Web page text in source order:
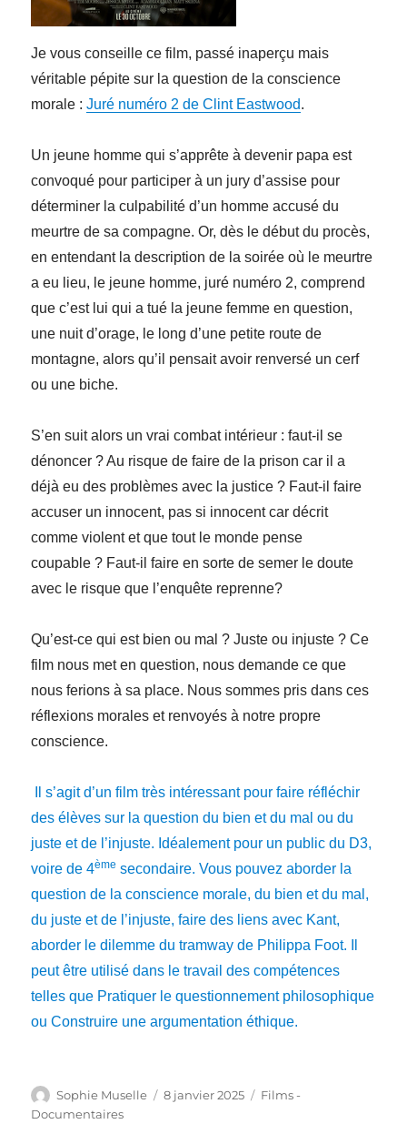
Je vous conseille ce film, passé inaperçu mais
véritable pépite sur la question de la conscience
morale :Juré numéro 2 de Clint Eastwood.
Un jeune homme qui s’apprête à devenir papa est
convoqué pour participer à un jury d’assise pour
déterminer la culpabilité d’un homme accusé du
meurtre de sa compagne. Or, dès le début du procès,
en entendant la description de la soirée où le meurtre
a eu lieu, le jeune homme, juré numéro 2, comprend
que c’est lui qui a tué la jeune femme en question,
une nuit d’orage, le long d’une petite route de
montagne, alors qu’il pensait avoir renversé un cerf
ou une biche.
S’en suit alors un vrai combat intérieur : faut-il se
dénoncer ? Au risque de faire de la prison car il a
déjà eu des problèmes avec la justice ? Faut-il faire
accuser un innocent, pas si innocent car décrit
comme violent et que tout le monde pense
coupable ? Faut-il faire en sorte de semer le doute
avec le risque que l’enquête reprenne?
Qu’est-ce qui est bien ou mal ? Juste ou injuste ? Ce
film nous met en question, nous demande ce que
nous ferions à sa place. Nous sommes pris dans ces
réflexions morales et renvoyés à notre propre
conscience.
Il s’agit d’un film très intéressant pour faire réfléchir
des élèves sur la question du bien et du mal ou du
juste et de l’injuste. Idéalement pour un public du D3,
voire de 4ème secondaire. Vous pouvez aborder la
question de la conscience morale, du bien et du mal,
du juste et de l’injuste, faire des liens avec Kant,
aborder le dilemme du tramway de Philippa Foot. Il
peut être utilisé dans le travail des compétences
telles que Pratiquer le questionnement philosophique
ou Construire une argumentation éthique.
Auteur
Sophie Muselle
Publié
8 janvier 2025 Catégories
Films -
Documentaires